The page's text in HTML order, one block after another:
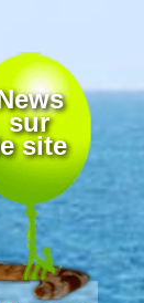
sur
site